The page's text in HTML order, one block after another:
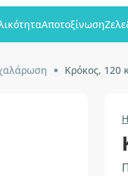
Αποτοξίνωση
Κρόκος, 120